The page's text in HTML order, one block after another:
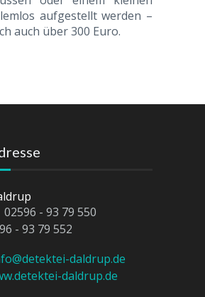
aufgestellt werden –
auch über 300 Euro.
02596 - 93 79 550
- 93 79 552
daldrup.de
daldrup.de